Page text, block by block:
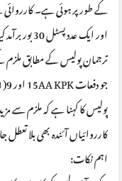
اور ایک عدد پسٹل 30 بور برآمد کیا گیا۔
ترجمان پولیس کے مطابق ملزم
جو دفعات 15AA KPK اور 9(1)3(C) CNSA کے تحت درج کیا گیا ہے۔
پولیس کا کہنا ہے کہ ملزم
کارروائیاں آئندہ بھی بلا
اہم نکات: